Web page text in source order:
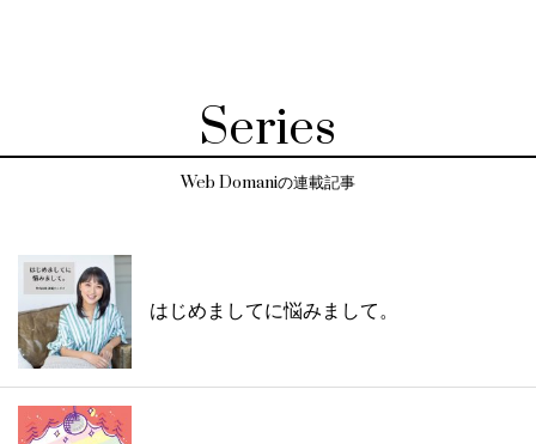
Series
Web Domaniの連載記事
はじめましてに悩みまして。